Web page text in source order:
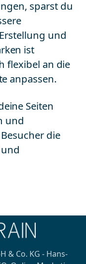
sparst du
und
ist
flexibel an die
anpassen.
Seiten
und
die
& Co. KG - Hans-